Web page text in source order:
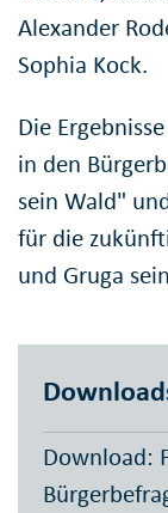
Alexander
Sophia Kock.
Die
in den
sein Wald"
für die
und Gruga
Download: